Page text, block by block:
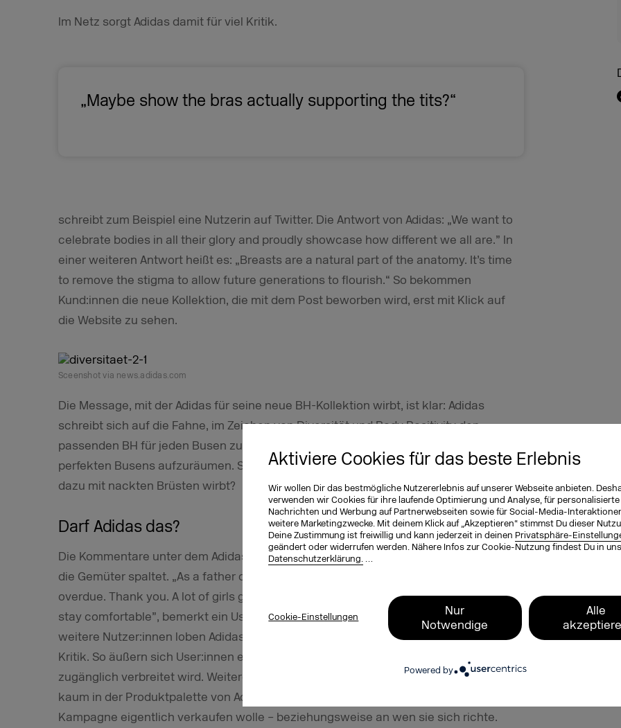
Aktiviere Cookies für das beste Erlebnis
Wir wollen Dir das bestmögliche Nutzererlebnis auf unserer Webseite anbieten.
verwenden wir Cookies für ihre laufende Optimierung und Analyse, für personalisierte
Nachrichten und Werbung auf Partnerwebseiten sowie für Social-Media-
weitere Marketingzwecke. Mit deinem Klick auf „Akzeptieren“ stimmst Du dieser
Deine Zustimmung ist freiwillig und kann jederzeit in deinen Privatsphäre-
geändert oder widerrufen werden. Nähere Infos zur Cookie-Nutzung findest Du in
Datenschutzerklärung. …
Cookie-Einstellungen
Nur
Notwendige
Alle
Powered by
Im Netz sorgt Adidas damit für viel Kritik.
„Maybe show the bras actually supporting the tits?“
schreibt zum Beispiel eine Nutzerin auf Twitter. Die Antwort von Adidas: „We want to
celebrate bodies in all their glory and proudly showcase how different we all are.” In
einer weiteren Antwort heißt es: „Breasts are a natural part of the anatomy. It’s time
to remove the stigma to allow future generations to flourish.“ So bekommen
Kund:innen die neue Kollektion, die mit dem Post beworben wird, erst mit Klick auf
die Website zu sehen.
Sceenshot via news.adidas.com
Die Message, mit der Adidas für seine neue BH-Kollektion wirbt, ist klar: Adidas
schreibt sich auf die Fahne, im Zeichen von Diversität und Body Positivity den
passenden BH für jeden Busen zu bieten und mit dem vermeintlichen Idealbild des
perfekten Busens aufzuräumen. So weit so gut. Aber ist es angebracht, dass Adidas
dazu mit nackten Brüsten wirbt?
Darf Adidas das?
Die Kommentare unter dem Adidas-Post veranschaulichen, wie sehr die Kampagne
die Gemüter spaltet. „As a father of two daughters that played sports this is way
overdue. Thank you. A lot of girls give up sports because they can’t find the right fit to
stay comfortable”, bemerkt ein User. Mit seinem Lob bleibt er nicht allein. Auch
weitere Nutzer:innen loben Adidas für die Kampagne. Gleichzeitig erntet die Brand
Kritik. So äußern sich User:innen etwa besorgt, dass der Content für Minderjährige
zugänglich verbreitet wird. Weitere bemängeln, dass sich die proklamierte Diversität
kaum in der Produktpalette von Adidas spiegele, und fragen, was Adidas mit der
Kampagne eigentlich verkaufen wolle – beziehungsweise an wen sie sich richte.